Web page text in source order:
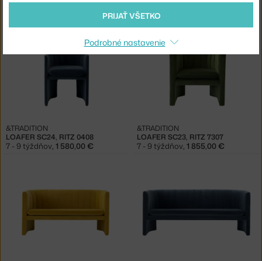
LOAFER SC24, RITZ 0408
&TRADITION
7 - 9 týždňov, 1 580,00 €
LOAFER SC23, RITZ 7307
&TRADITION
7 - 9 týždňov, 1 855,00 €
PRIJAŤ VŠETKO
Podrobné nastavenie